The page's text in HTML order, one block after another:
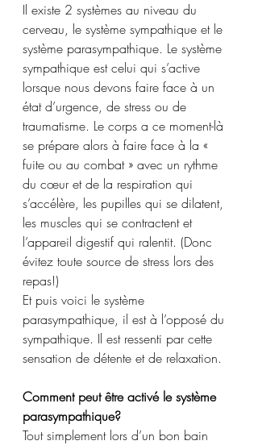
Il existe 2 systèmes au niveau du
cerveau, le système sympathique et le
système parasympathique. Le système
sympathique est celui qui s’active
lorsque nous devons faire face à un
état d’urgence, de stress ou de
traumatisme. Le corps a ce moment-là
se prépare alors à faire face à la «
fuite ou au combat » avec un rythme
du cœur et de la respiration qui
s’accélère, les pupilles qui se dilatent,
les muscles qui se contractent et
l’appareil digestif qui ralentit. (Donc
évitez toute source de stress lors des
repas!)
Et puis voici le système
parasympathique, il est à l’opposé du
sympathique. Il est ressenti par cette
sensation de détente et de relaxation.
Comment peut être activé le système
parasympathique?
Tout simplement lors d’un bon bain